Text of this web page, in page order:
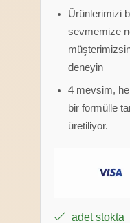
Ürünlerimizi
sevmemize
deneyin
4 mevsim,
bir formülle
üretiliyor.
adet stokta